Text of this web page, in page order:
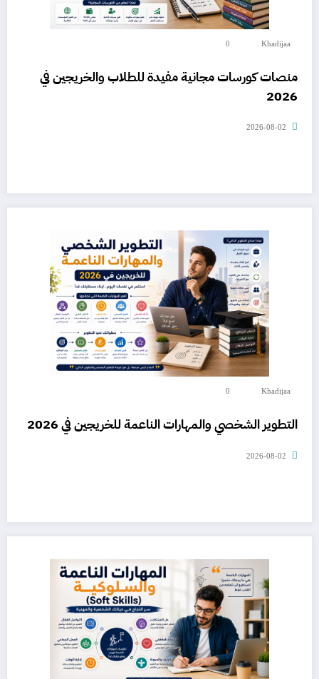
Khadijaa
0
منصات كورسات مجانية مفيدة للطلاب والخريجين في
2026
2026-08-02
Khadijaa
0
التطوير الشخصي والمهارات الناعمة للخريجين في 2026
2026-08-02